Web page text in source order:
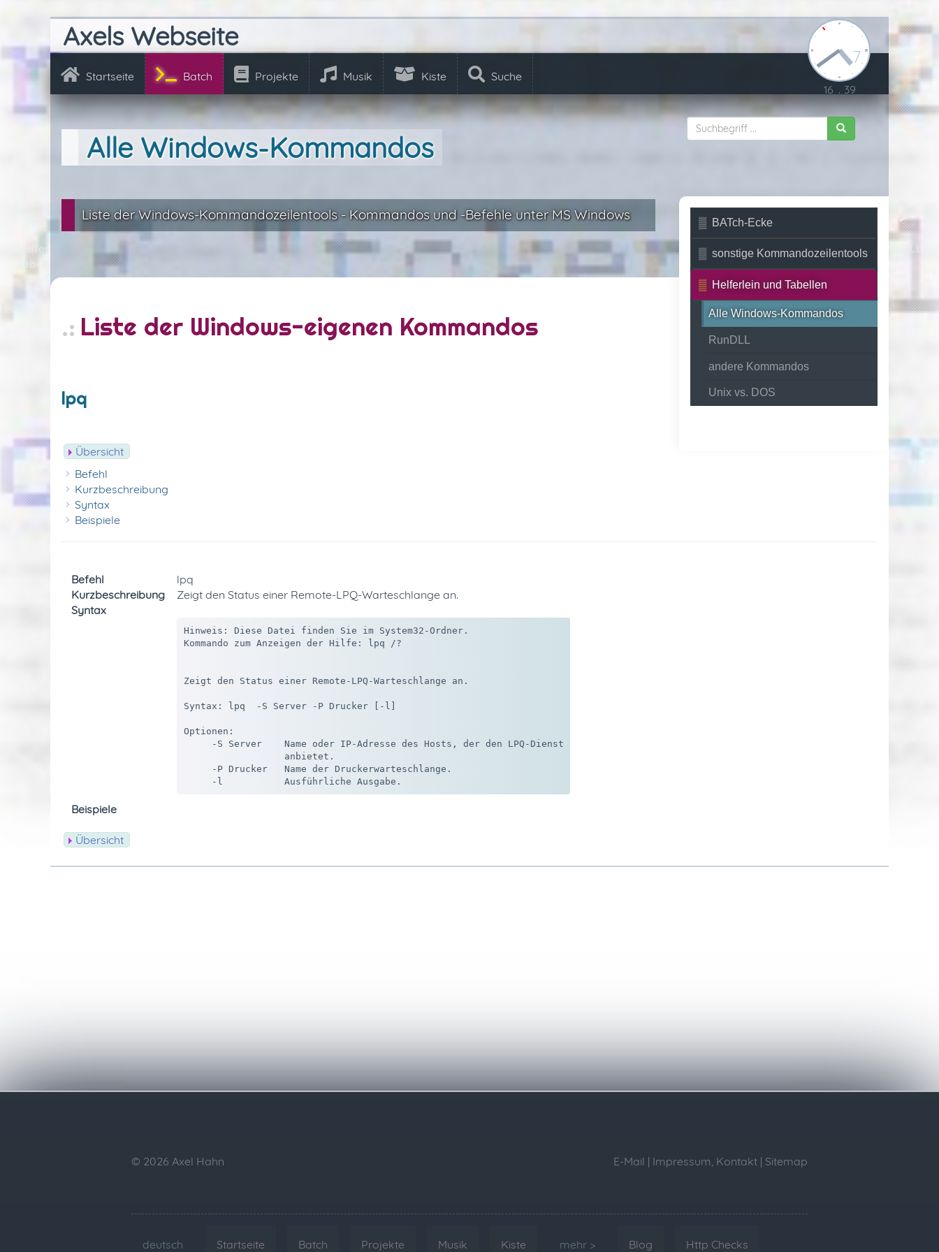
Helferlein und
Tabellen
RunDLL
7
16 . 39
Axels Webseite
Startseite Batch Projekte Musik Kiste Suche
BATch-Ecke
sonstige Kommandozeilentools
Helferlein und Tabellen
Alle Windows-Kommandos
RunDLL
andere Kommandos
Unix vs. DOS
Alle Windows-Kommandos
Liste der Windows-Kommandozeilentools - Kommandos und -Befehle unter MS Windows
Liste der Windows-eigenen Kommandos
lpq
Übersicht
Befehl
Kurzbeschreibung
Syntax
Beispiele
Befehl
lpq
Kurzbeschreibung
Zeigt den Status einer Remote-LPQ-Warteschlange an.
Syntax
Hinweis: Diese Datei finden Sie im System32-Ordner.
Kommando zum Anzeigen der Hilfe: lpq /?
Zeigt den Status einer Remote-LPQ-Warteschlange an.
Syntax: lpq  -S Server -P Drucker [-l]
Optionen:
     -S Server    Name oder IP-Adresse des Hosts, der den LPQ-Dienst
                  anbietet.
     -P Drucker   Name der Druckerwarteschlange.
Beispiele
Übersicht
E-Mail | Impressum, Kontakt| Sitemap
© 2026 Axel Hahn
deutsch Startseite Batch Projekte Musik Kiste mehr > Blog Http Checks